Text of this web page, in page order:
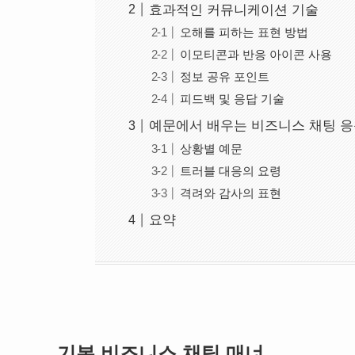
효과적인 커뮤니케이션 기술
오해를 피하는 표현 방법
이모티콘과 반응 아이콘 사용
정보 공유 포인트
피드백 및 응답 기술
예문에서 배우는 비즈니스 채팅
상황별 예문
트러블 대응의 요령
격려와 감사의 표현
요약